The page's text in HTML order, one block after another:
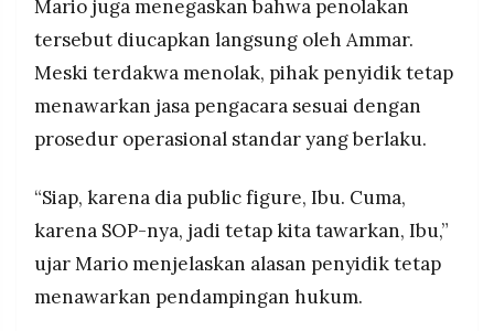
Mario juga menegaskan bahwa penolakan
tersebut diucapkan langsung oleh Ammar.
Meski terdakwa menolak, pihak penyidik tetap
menawarkan jasa pengacara sesuai dengan
prosedur operasional standar yang berlaku.
“Siap, karena dia public figure, Ibu. Cuma,
karena SOP-nya, jadi tetap kita tawarkan, Ibu,”
ujar Mario menjelaskan alasan penyidik tetap
menawarkan pendampingan hukum.